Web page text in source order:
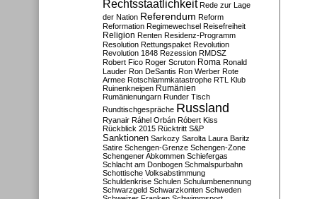
Rechtsstaatlichkeit Rede zur Lage
der Nation Referendum Reform
Reformation Regimewechsel Reisefreiheit
Religion Renten Residenz-Programm
Resolution Rettungspaket Revolution
Revolution 1848 Rezession RMDSZ
Robert Fico Roger Scruton Roma Ronald
Lauder Ron DeSantis Ron Werber Rote
Armee Rotschlammkatastrophe RTL Klub
Ruinenkneipen Rumänien
Rumänienungarn Runder Tisch
Rundtischgespräche Russland
Ryanair Ráhel Orbán Róbert Kiss
Rückblick 2015 Rücktritt S&P
Sanktionen Sarkozy Sarolta Laura Baritz
Satire Schengen-Grenze Schengen-Zone
Schengener Abkommen Schiefergas
Schlacht am Donbogen Schmalspurbahn
Schottische Volksabstimmung
Schuldenkrise Schulen Schulumbenennung
Schwarzgeld Schwarzkonten Schweden